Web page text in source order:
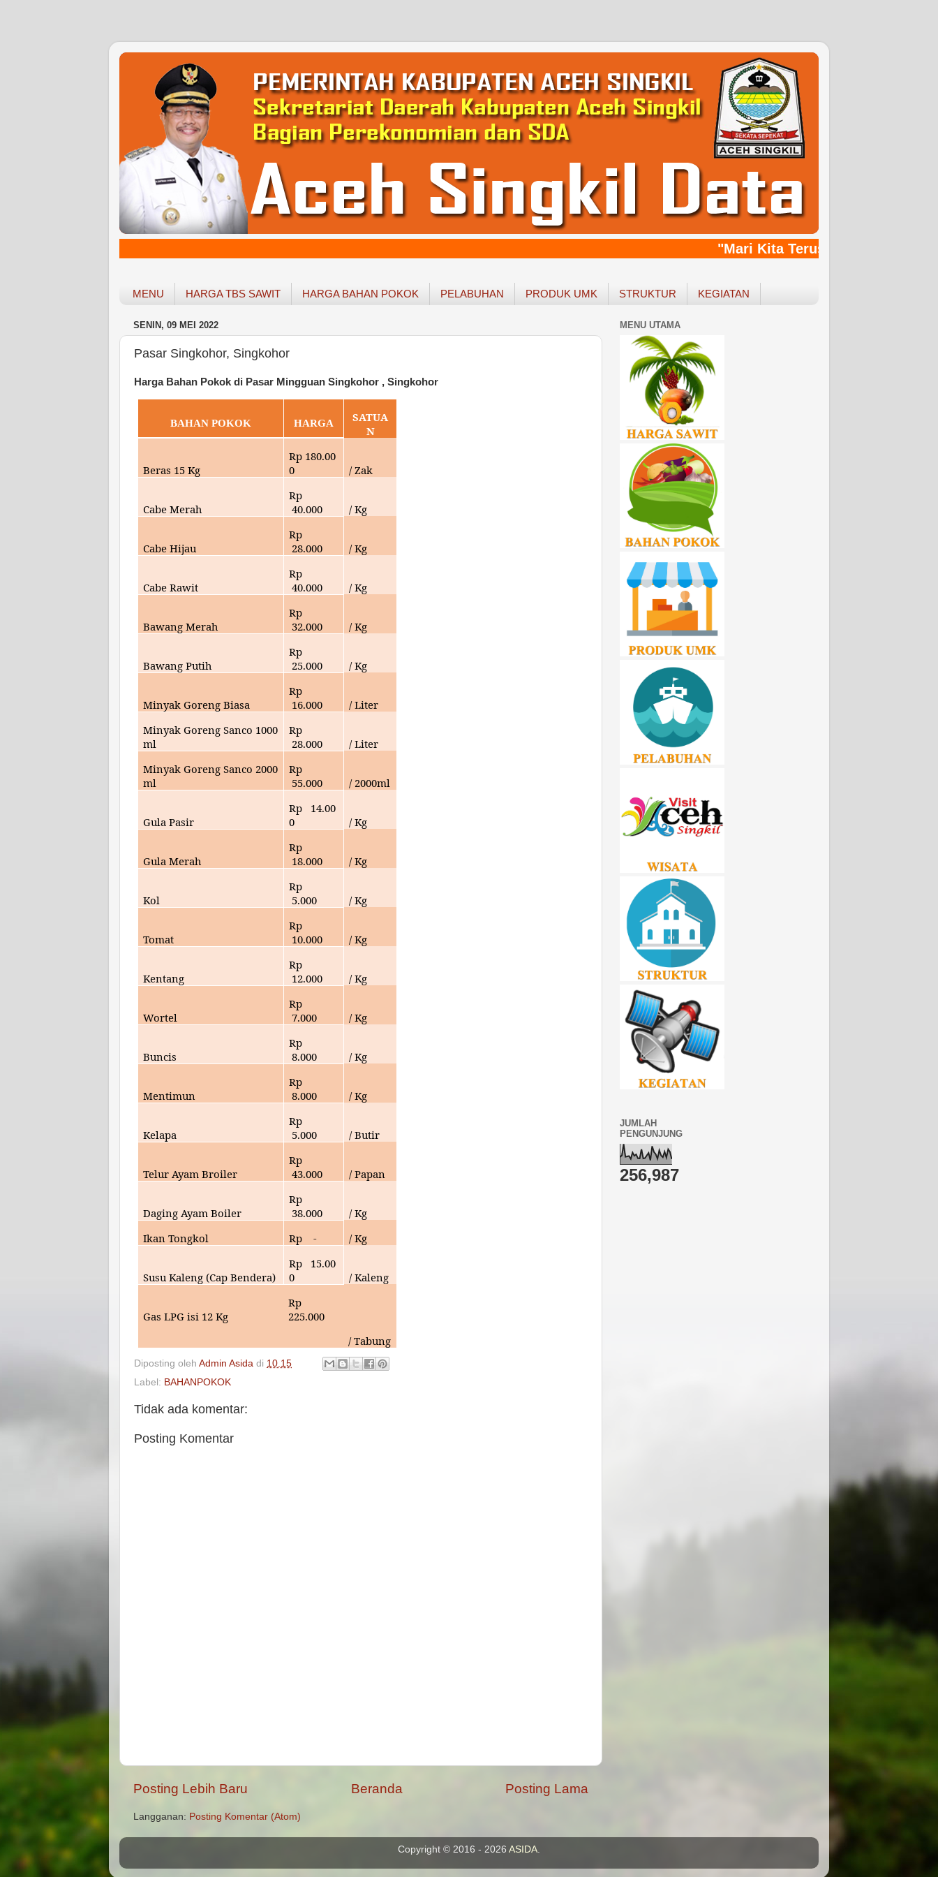
"Mari Kita Terus Bersinergy,
MENU HARGA TBS SAWIT HARGA BAHAN POKOK PELABUHAN PRODUK UMK STRUKTUR KEGIATAN
SENIN, 09 MEI 2022
Pasar Singkohor, Singkohor
Harga Bahan Pokok di Pasar Mingguan Singkohor , Singkohor
BAHAN POKOK HARGA
SATUA
N
Beras 15 Kg
Rp 180.00
0
/ Zak
Cabe Merah
Rp
40.000 / Kg
Cabe Hijau
Rp
28.000 / Kg
Cabe Rawit
Rp
40.000 / Kg
Bawang Merah
Rp
32.000 / Kg
Bawang Putih
Rp
25.000 / Kg
Minyak Goreng Biasa
Rp
16.000
/ Liter
Minyak Goreng Sanco 1000
ml
Rp
28.000
/ Liter
Minyak Goreng Sanco 2000
ml
Rp
55.000 / 2000ml
Gula Pasir
Rp
14.00
0
/ Kg
Gula Merah
Rp
18.000 / Kg
Kol
Rp
5.000 / Kg
Tomat
Rp
10.000 / Kg
Kentang
Rp
12.000 / Kg
Wortel
Rp
7.000 / Kg
Buncis
Rp
8.000 / Kg
Mentimun
Rp
8.000
/ Kg
Kelapa
Rp
5.000 / Butir
Telur Ayam Broiler
Rp
43.000
/ Papan
Daging Ayam Boiler
Rp
38.000
/ Kg
Ikan Tongkol
Rp - / Kg
Susu Kaleng (Cap Bendera)
Rp
15.00
0
/ Kaleng
Gas LPG isi 12 Kg
Rp
225.000
/ Tabung
Diposting oleh Admin Asida di 10.15
Label: BAHANPOKOK
Tidak ada komentar:
Posting Komentar
Posting Lebih Baru Posting Lama
Beranda
Langganan: Posting Komentar (Atom)
MENU UTAMA
JUMLAH
PENGUNJUNG
256,987
Copyright © 2016 - 2026 ASIDA.